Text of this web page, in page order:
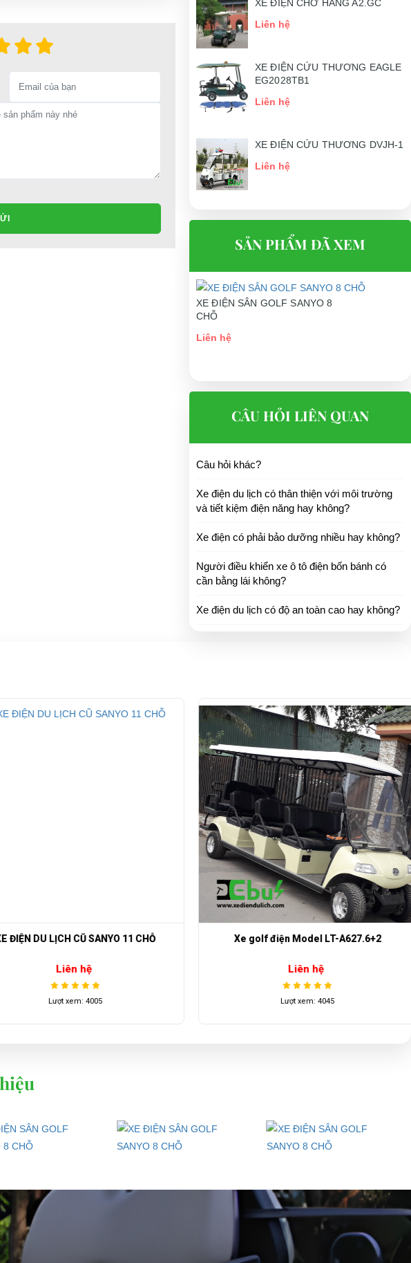
XE ĐIỆN CHỞ HÀNG A2.GC
Liên hệ
XE ĐIỆN CỨU THƯƠNG EAGLE
EG2028TB1
Liên hệ
XE ĐIỆN CỨU THƯƠNG DVJH-1
Liên hệ
SẢN PHẨM ĐÃ XEM
XE ĐIỆN SÂN GOLF SANYO 8
CHỖ
Liên hệ
CÂU HỎI LIÊN QUAN
Câu hỏi khác?
Xe điện du lịch có thân thiện với môi trường
và tiết kiệm điện năng hay không?
Xe điện có phải bảo dưỡng nhiều hay không?
Người điều khiển xe ô tô điện bốn bánh có
cần bằng lái không?
Xe điện du lịch có độ an toàn cao hay không?
ĐIỆN DU LỊCH CŨ SANYO 11 CHỖ
Liên hệ
Lượt xem: 4005
Xe golf điện Model LT-A627.6+2
Liên hệ
Lượt xem: 4045